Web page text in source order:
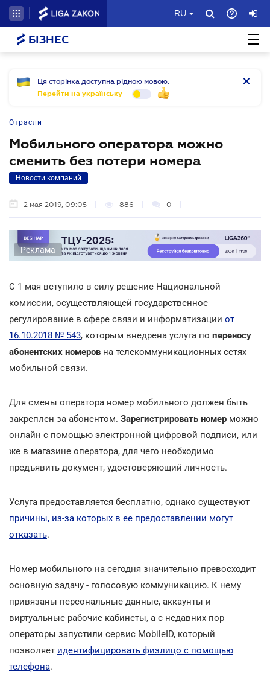
RU
БІЗНЕС
Ця сторінка доступна рідною мовою.
Перейти на українську
Отрасли
Мобильного оператора можно
сменить без потери номера
Новости компаний
2 мая 2019, 09:05 886 0
Реклама
С 1 мая вступило в силу решение Национальной
комиссии, осуществляющей государственное
регулирование в сфере связи и информатизации от
16.10.2018 № 543, которым внедрена услуга по переносу
абонентских номеров на телекоммуникационных сетях
мобильной связи.
Для смены оператора номер мобильного должен быть
закреплен за абонентом. Зарегистрировать номер можно
онлайн с помощью электронной цифровой подписи, или
же в магазине оператора, для чего необходимо
предъявить документ, удостоверяющий личность.
Услуга предоставляется бесплатно, однако существуют
причины, из-за которых в ее предоставлении могут
отказать.
Номер мобильного на сегодня значительно превосходит
основную задачу - голосовую коммуникацию. К нему
привязаны персональные данные, аккаунты и
виртуальные рабочие кабинеты, а с недавних пор
операторы запустили сервис MobileID, который
позволяет идентифицировать физлицо с помощью
телефона.